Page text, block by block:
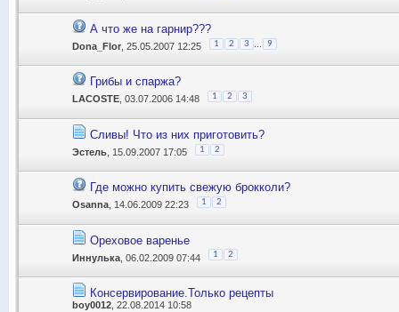
А что же на гарнир???
Dona_Flor , 25.05.2007 12:25 1 2 3 9
Грибы и спаржа?
LACOSTE , 03.07.2006 14:48 1 2 3
Сливы! Что из них приготовить?
Эстель , 15.09.2007 17:05 1 2
Где можно купить свежую брокколи?
Оsanna , 14.06.2009 22:23 1 2
Ореховое варенье
Иннулька , 06.02.2009 07:44 1 2
Консервирование.Только рецепты
boy0012 , 22.08.2014 10:58